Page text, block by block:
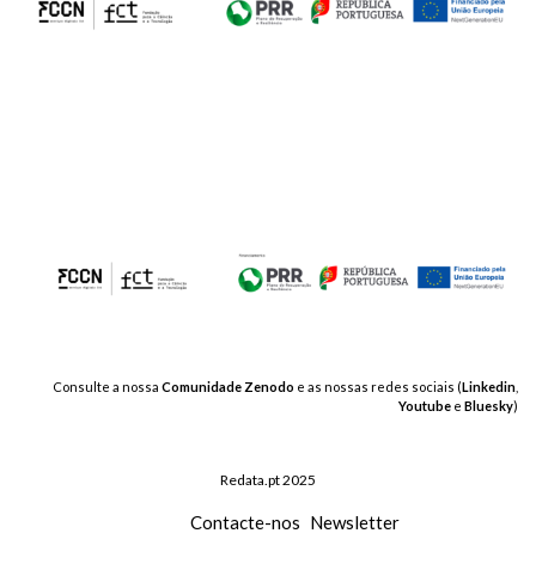
Consulte a nossa Comunidade Zenodo e as nossas redes sociais (Linkedin
Youtube e Bluesky)
Redata.pt 2025
Contacte-nos Newsletter